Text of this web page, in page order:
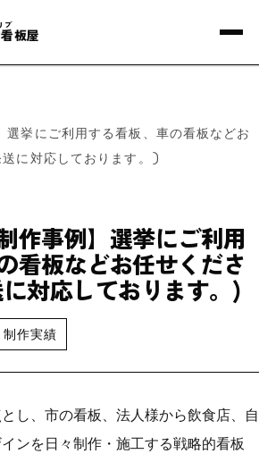
ブ
板屋
選挙にご利用する看板、車の看板などお
に対応しております。)
作事例】選挙にご利用
看板などお任せくださ
対応しております。)
制作実績
し、市の看板、法人様から飲食店、自
ンを日々制作・施工する戦略的看板